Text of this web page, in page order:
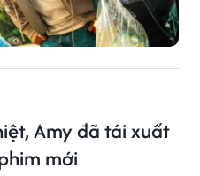
Amy đã tái xuất
mới